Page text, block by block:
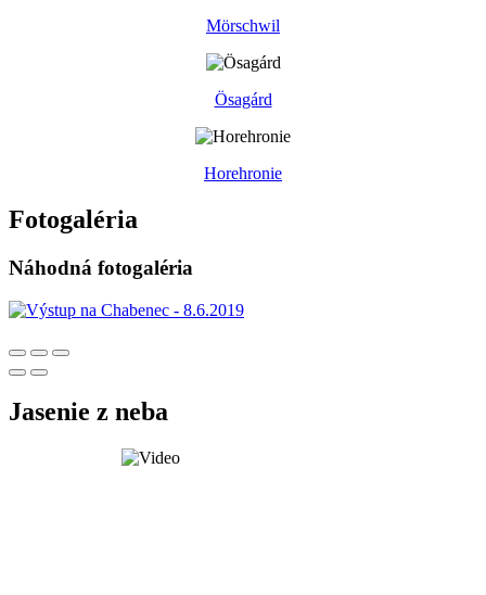
Mörschwil
Ösagárd
Horehronie
Fotogaléria
Náhodná fotogaléria
Jasenie z neba